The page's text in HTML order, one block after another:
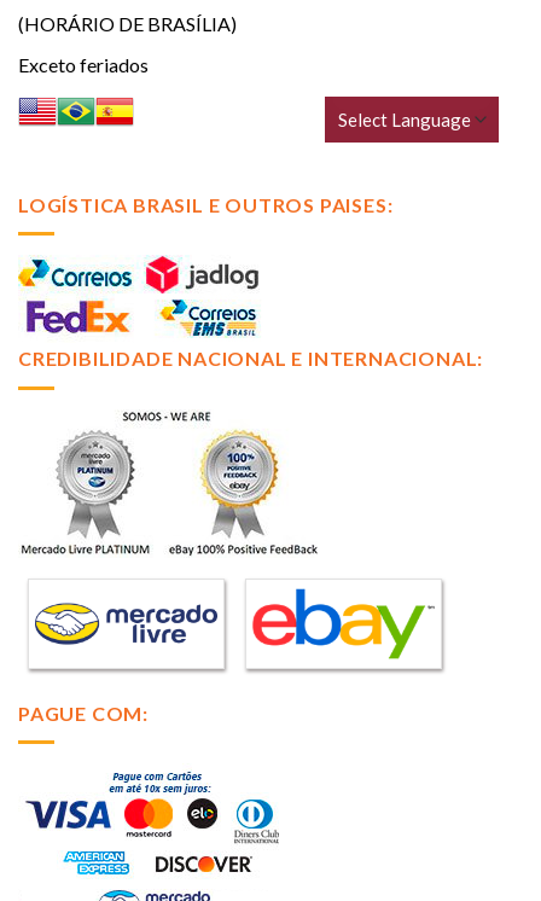
(HORÁRIO DE BRASÍLIA)
Exceto feriados
LOGÍSTICA BRASIL E OUTROS PAISES:
CREDIBILIDADE NACIONAL E INTERNACIONAL:
PAGUE COM: